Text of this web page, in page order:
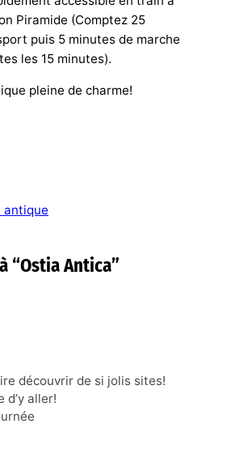
Piramide (Comptez 25
puis 5 minutes de marche
les 15 minutes).
pleine de charme!
antique
“Ostia Antica”
découvrir de si jolis sites!
d’y aller!